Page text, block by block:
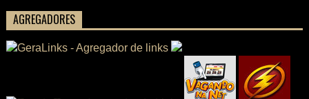
AGREGADORES